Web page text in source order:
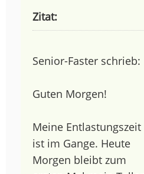
Zitat:
Senior-Faster schrieb:
Guten Morgen!
Meine Entlastungszeit
ist im Gange. Heute
Morgen bleibt zum